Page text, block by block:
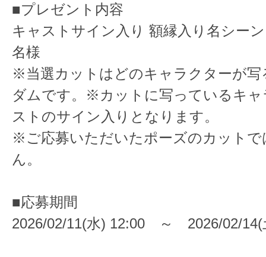
■プレゼント内容
キャストサイン入り 額縁入り名シ
名様
※当選カットはどのキャラクターが写
ダムです。※カットに写っているキ
ストのサイン入りとなります。
※ご応募いただいたポーズのカット
ん。
■応募期間
2026/02/11(水) 12:00 ～ 2026/02/14(